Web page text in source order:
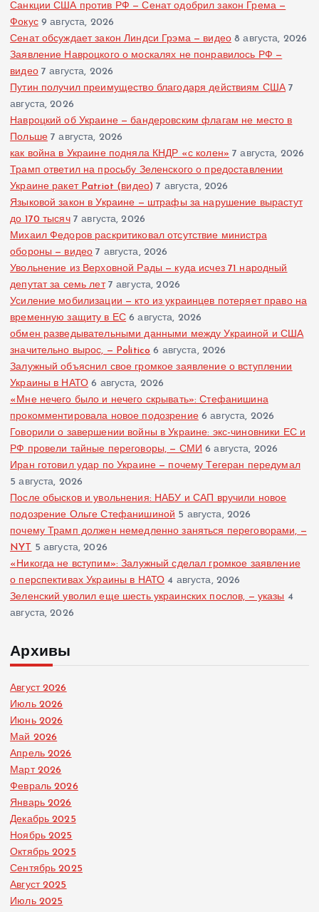
Санкции США против РФ — Сенат одобрил закон Грема —
Фокус 9 августа, 2026
Сенат обсуждает закон Линдси Грэма — видео 8 августа, 2026
Заявление Навроцкого о москалях не понравилось РФ —
видео 7 августа, 2026
Путин получил преимущество благодаря действиям США 7
августа, 2026
Навроцкий об Украине — бандеровским флагам не место в
Польше 7 августа, 2026
как война в Украине подняла КНДР «с колен» 7 августа, 2026
Трамп ответил на просьбу Зеленского о предоставлении
Украине ракет Patriot (видео) 7 августа, 2026
Языковой закон в Украине — штрафы за нарушение вырастут
до 170 тысяч 7 августа, 2026
Михаил Федоров раскритиковал отсутствие министра
обороны — видео 7 августа, 2026
Увольнение из Верховной Рады — куда исчез 71 народный
депутат за семь лет 7 августа, 2026
Усиление мобилизации — кто из украинцев потеряет право на
временную защиту в ЕС 6 августа, 2026
обмен разведывательными данными между Украиной и США
значительно вырос, — Politico 6 августа, 2026
Залужный объяснил свое громкое заявление о вступлении
Украины в НАТО 6 августа, 2026
«Мне нечего было и нечего скрывать»: Стефанишина
прокомментировала новое подозрение 6 августа, 2026
Говорили о завершении войны в Украине: экс-чиновники ЕС и
РФ провели тайные переговоры, — СМИ 6 августа, 2026
Иран готовил удар по Украине — почему Тегеран передумал
5 августа, 2026
После обысков и увольнения: НАБУ и САП вручили новое
подозрение Ольге Стефанишиной 5 августа, 2026
почему Трамп должен немедленно заняться переговорами, —
NYT 5 августа, 2026
«Никогда не вступим»: Залужный сделал громкое заявление
о перспективах Украины в НАТО 4 августа, 2026
Зеленский уволил еще шесть украинских послов, — указы 4
августа, 2026
Архивы
Август 2026
Июль 2026
Июнь 2026
Май 2026
Апрель 2026
Март 2026
Февраль 2026
Январь 2026
Декабрь 2025
Ноябрь 2025
Октябрь 2025
Сентябрь 2025
Август 2025
Июль 2025